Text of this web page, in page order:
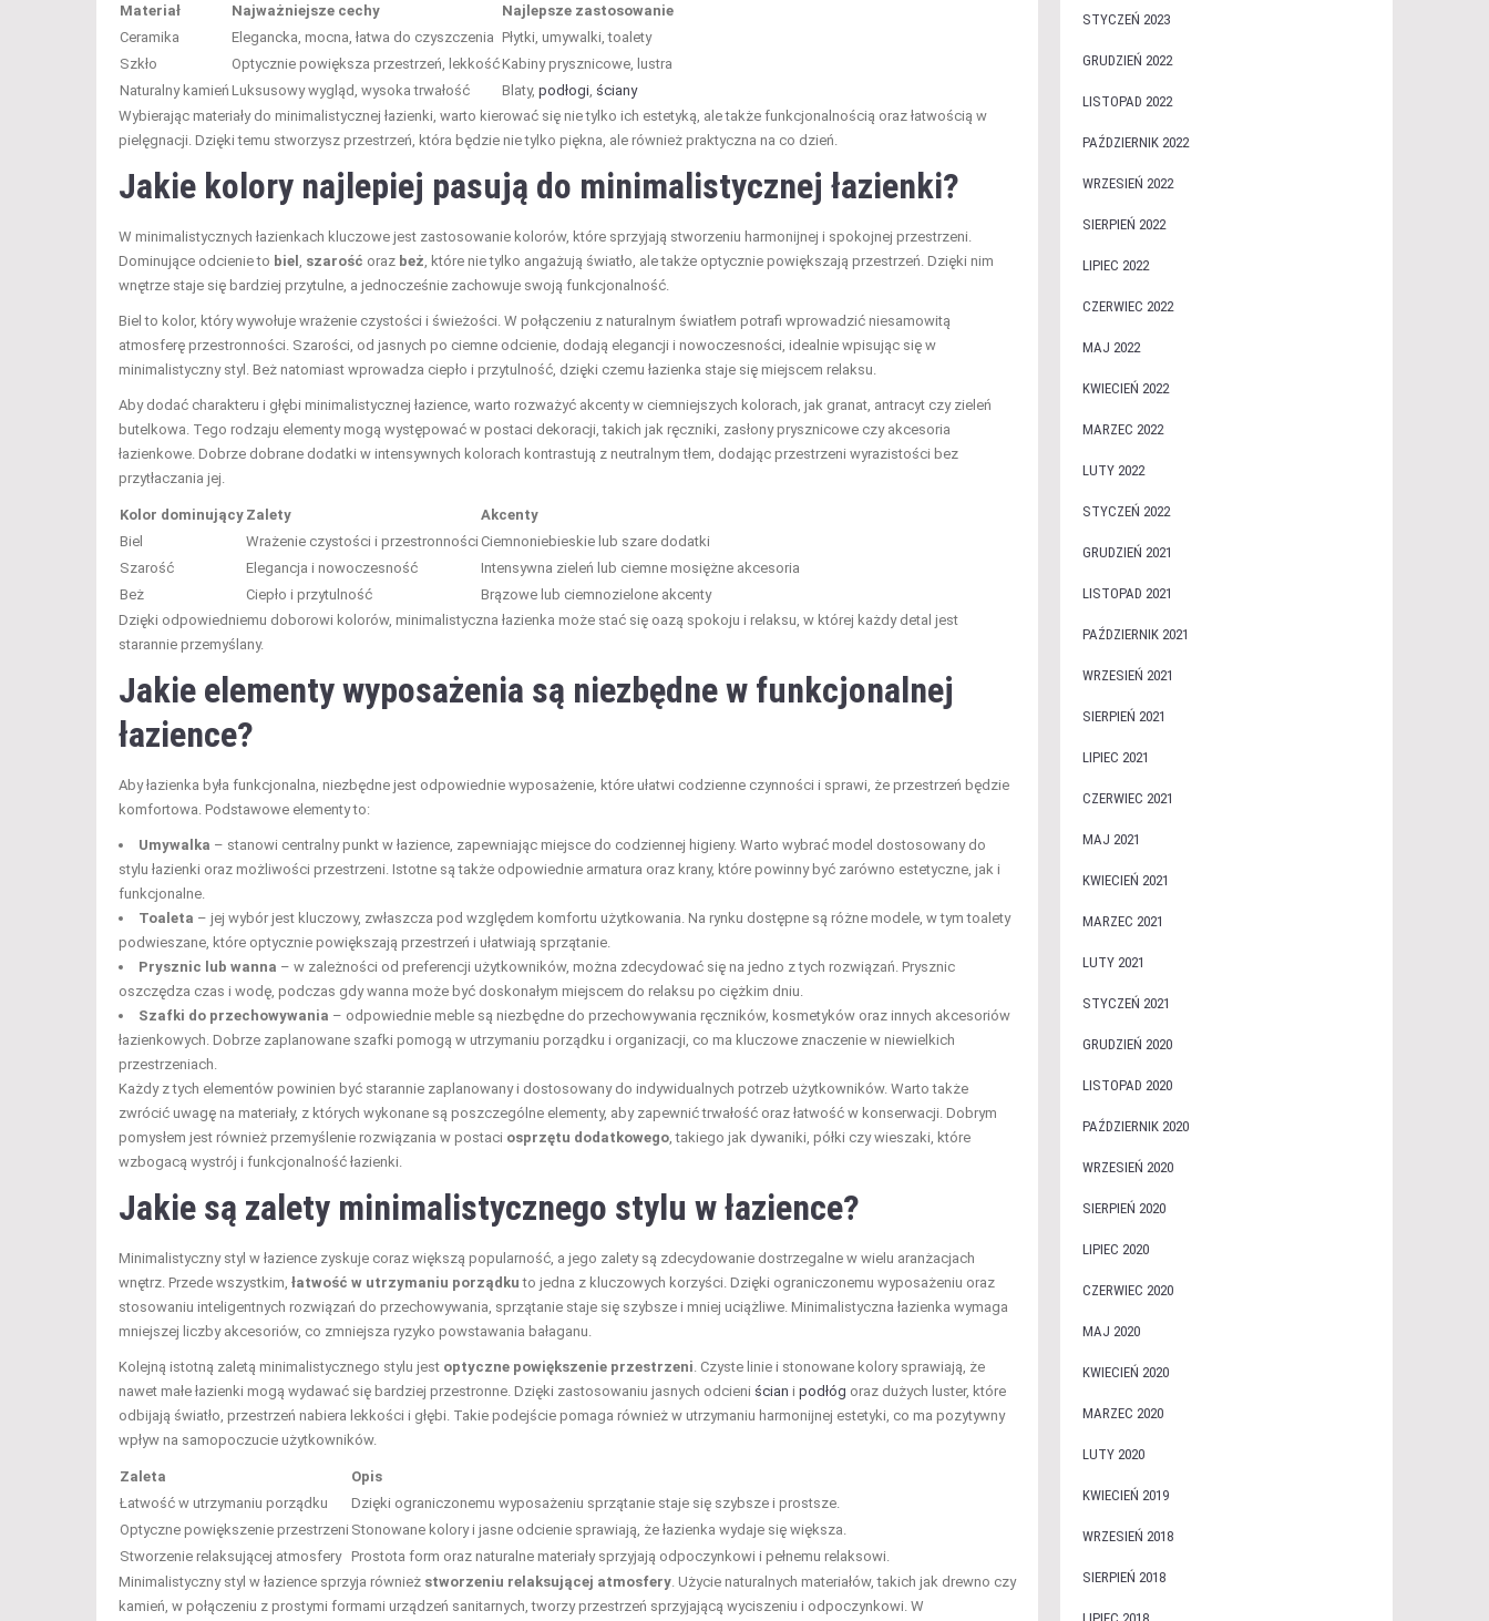
Materiał Najważniejsze cechy
Najlepsze zastosowanie
Ceramika
Elegancka, mocna, łatwa do czyszczenia Płytki, umywalki, toalety
Szkło
Optycznie powiększa przestrzeń, lekkośćKabiny prysznicowe, lustra
Naturalny kamień Luksusowy wygląd, wysoka trwałość Blaty, podłogi ściany
Wybierając materiały do minimalistycznej łazienki, warto kierować się nie tylko ich estetyką, ale także funkcjonalnością oraz łatwością w
pielęgnacji. Dzięki temu stworzysz przestrzeń, która będzie nie tylko piękna, ale również praktyczna na co dzień.
Jakie kolory najlepiej pasują do minimalistycznej łazienki?
W minimalistycznych łazienkach kluczowe jest zastosowanie kolorów, które sprzyjają stworzeniu harmonijnej i spokojnej przestrzeni.
Dominujące odcienie to biel szarość oraz beż , które nie tylko angażują światło, ale także optycznie powiększają przestrzeń. Dzięki nim
wnętrze staje się bardziej przytulne, a jednocześnie zachowuje swoją funkcjonalność.
Biel to kolor, który wywołuje wrażenie czystości i świeżości. W połączeniu z naturalnym światłem potrafi wprowadzić niesamowitą
atmosferę przestronności. Szarości, od jasnych po ciemne odcienie, dodają elegancji i nowoczesności, idealnie wpisując się w
minimalistyczny styl. Beż natomiast wprowadza ciepło i przytulność, dzięki czemu łazienka staje się miejscem relaksu.
Aby dodać charakteru i głębi minimalistycznej łazience, warto rozważyć akcenty w ciemniejszych kolorach, jak granat, antracyt czy zieleń
butelkowa. Tego rodzaju elementy mogą występować w postaci dekoracji, takich jak ręczniki, zasłony prysznicowe czy akcesoria
łazienkowe. Dobrze dobrane dodatki w intensywnych kolorach kontrastują z neutralnym tłem, dodając przestrzeni wyrazistości bez
przytłaczania jej.
Kolor dominujący Zalety
Akcenty
Biel
Wrażenie czystości i przestronności Ciemnoniebieskie lub szare dodatki
Szarość
Elegancja i nowoczesność
Intensywna zieleń lub ciemne mosiężne akcesoria
Beż
Ciepło i przytulność
Brązowe lub ciemnozielone akcenty
Dzięki odpowiedniemu doborowi kolorów, minimalistyczna łazienka może stać się oazą spokoju i relaksu, w której każdy detal jest
starannie przemyślany.
Jakie elementy wyposażenia są niezbędne w funkcjonalnej
łazience?
Aby łazienka była funkcjonalna, niezbędne jest odpowiednie wyposażenie, które ułatwi codzienne czynności i sprawi, że przestrzeń będzie
komfortowa. Podstawowe elementy to:
Umywalka – stanowi centralny punkt w łazience, zapewniając miejsce do codziennej higieny. Warto wybrać model dostosowany do
stylu łazienki oraz możliwości przestrzeni. Istotne są także odpowiednie armatura oraz krany, które powinny być zarówno estetyczne, jak i
funkcjonalne.
Toaleta – jej wybór jest kluczowy, zwłaszcza pod względem komfortu użytkowania. Na rynku dostępne są różne modele, w tym toalety
podwieszane, które optycznie powiększają przestrzeń i ułatwiają sprzątanie.
Prysznic lub wanna – w zależności od preferencji użytkowników, można zdecydować się na jedno z tych rozwiązań. Prysznic
oszczędza czas i wodę, podczas gdy wanna może być doskonałym miejscem do relaksu po ciężkim dniu.
Szafki do przechowywania – odpowiednie meble są niezbędne do przechowywania ręczników, kosmetyków oraz innych akcesoriów
łazienkowych. Dobrze zaplanowane szafki pomogą w utrzymaniu porządku i organizacji, co ma kluczowe znaczenie w niewielkich
przestrzeniach.
Każdy z tych elementów powinien być starannie zaplanowany i dostosowany do indywidualnych potrzeb użytkowników. Warto także
zwrócić uwagę na materiały, z których wykonane są poszczególne elementy, aby zapewnić trwałość oraz łatwość w konserwacji. Dobrym
pomysłem jest również przemyślenie rozwiązania w postaci osprzętu dodatkowego , takiego jak dywaniki, półki czy wieszaki, które
wzbogacą wystrój i funkcjonalność łazienki.
Jakie są zalety minimalistycznego stylu w łazience?
Minimalistyczny styl w łazience zyskuje coraz większą popularność, a jego zalety są zdecydowanie dostrzegalne w wielu aranżacjach
wnętrz. Przede wszystkim, łatwość w utrzymaniu porządku to jedna z kluczowych korzyści. Dzięki ograniczonemu wyposażeniu oraz
stosowaniu inteligentnych rozwiązań do przechowywania, sprzątanie staje się szybsze i mniej uciążliwe. Minimalistyczna łazienka wymaga
mniejszej liczby akcesoriów, co zmniejsza ryzyko powstawania bałaganu.
Kolejną istotną zaletą minimalistycznego stylu jest optyczne powiększenie przestrzeni . Czyste linie i stonowane kolory sprawiają, że
nawet małe łazienki mogą wydawać się bardziej przestronne. Dzięki zastosowaniu jasnych odcieni ścian i podłóg oraz dużych luster, które
odbijają światło, przestrzeń nabiera lekkości i głębi. Takie podejście pomaga również w utrzymaniu harmonijnej estetyki, co ma pozytywny
wpływ na samopoczucie użytkowników.
Zaleta
Opis
Łatwość w utrzymaniu porządku
Dzięki ograniczonemu wyposażeniu sprzątanie staje się szybsze i prostsze.
Optyczne powiększenie przestrzeni Stonowane kolory i jasne odcienie sprawiają, że łazienka wydaje się większa.
Stworzenie relaksującej atmosfery Prostota form oraz naturalne materiały sprzyjają odpoczynkowi i pełnemu relaksowi.
Minimalistyczny styl w łazience sprzyja również stworzeniu relaksującej atmosfery . Użycie naturalnych materiałów, takich jak drewno czy
kamień, w połączeniu z prostymi formami urządzeń sanitarnych, tworzy przestrzeń sprzyjającą wyciszeniu i odpoczynkowi. W
STYCZEŃ 2023
GRUDZIEŃ 2022
LISTOPAD 2022
PAŹDZIERNIK 2022
WRZESIEŃ 2022
SIERPIEŃ 2022
LIPIEC 2022
CZERWIEC 2022
MAJ 2022
KWIECIEŃ 2022
MARZEC 2022
LUTY 2022
STYCZEŃ 2022
GRUDZIEŃ 2021
LISTOPAD 2021
PAŹDZIERNIK 2021
WRZESIEŃ 2021
SIERPIEŃ 2021
LIPIEC 2021
CZERWIEC 2021
MAJ 2021
KWIECIEŃ 2021
MARZEC 2021
LUTY 2021
STYCZEŃ 2021
GRUDZIEŃ 2020
LISTOPAD 2020
PAŹDZIERNIK 2020
WRZESIEŃ 2020
SIERPIEŃ 2020
LIPIEC 2020
CZERWIEC 2020
MAJ 2020
KWIECIEŃ 2020
MARZEC 2020
LUTY 2020
KWIECIEŃ 2019
WRZESIEŃ 2018
SIERPIEŃ 2018